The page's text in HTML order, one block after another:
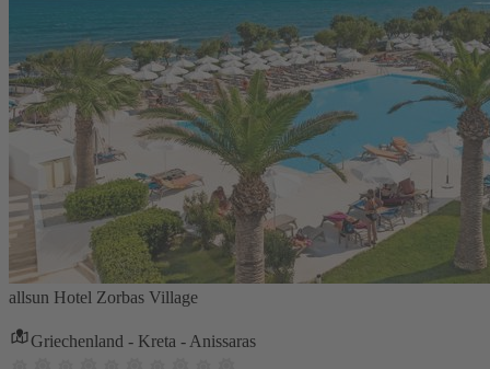
allsun Hotel Zorbas Village
Griechenland - Kreta - Anissaras